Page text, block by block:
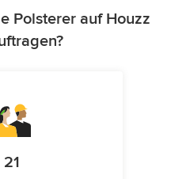
Polsterer auf Houzz
21